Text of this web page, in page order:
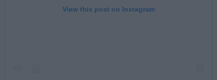
View this post on Instagram